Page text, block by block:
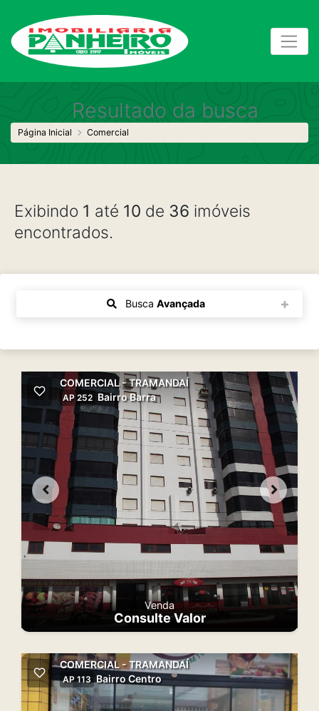
Resultado da busca
Página Inicial Comercial
Exibindo 1 até 10 de 36 imóveis
encontrados.
Busca Avançada
COMERCIAL - TRAMANDAÍ
AP 252 Bairro Barra
Venda
Consulte Valor
COMERCIAL - TRAMANDAÍ
AP 113 Bairro Centro